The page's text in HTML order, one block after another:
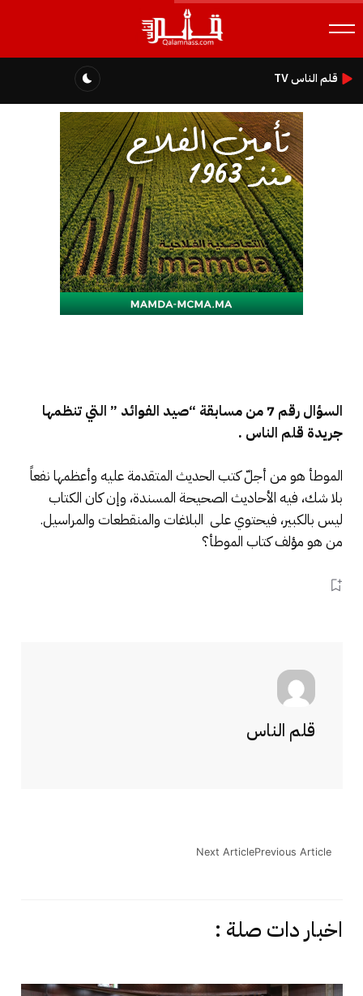
قلم الناس TV
السؤال رقم 7 من مسابقة “صيد الفوائد ” التي تنظمها
جريدة قلم الناس .
الموطأ هو من أجلّ كتب الحديث المتقدمة عليه وأعظمها نفعاً
بلا شك، فيه الأحاديث الصحيحة المسندة، وإن كان الكتاب
ليس بالكبير، فيحتوي على البلاغات والمنقطعات والمراسيل.
من هو مؤلف كتاب الموطأ؟
قلم الناس
Previous Article
Next Article
اخبار دات صلة :